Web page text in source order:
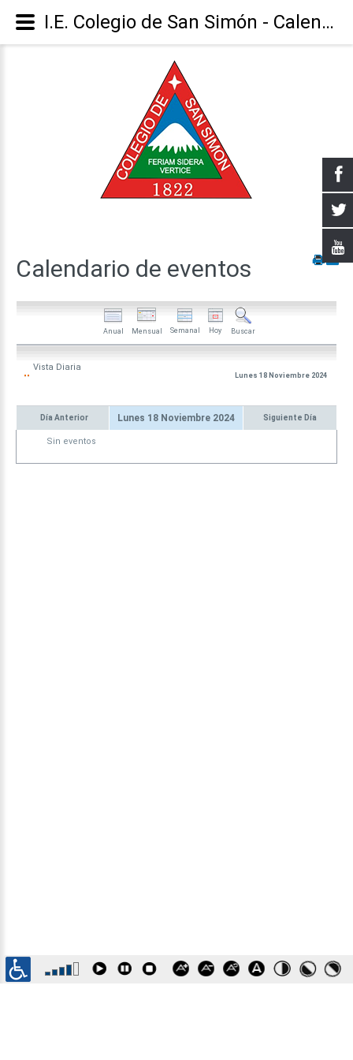
Calendario de eventos
Anual Mensual Semanal Hoy Buscar
Vista Diaria
Lunes 18 Noviembre 2024
Día Anterior Lunes 18 Noviembre 2024 Siguiente Día
Sin eventos
I.E. Colegio de San Simón - Calendario